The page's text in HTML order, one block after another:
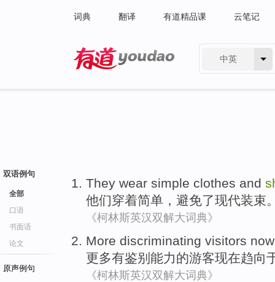
词典 翻译 有道精品课 云笔记
中英
双语例句
全部
口语
书面语
论文
原声例句
They wear simple clothes and
他们穿着简单 ， 避免了现代装束
《柯林斯英汉双解大词典》
More discriminating visitors now
更多有鉴别 能力的游客现在趋向
《柯林斯英汉双解大词典》